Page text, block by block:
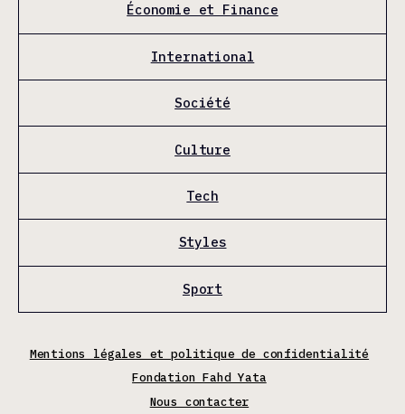
Économie et Finance
International
Société
Culture
Tech
Styles
Sport
Mentions légales et politique de confidentialité
Fondation Fahd Yata
Nous contacter